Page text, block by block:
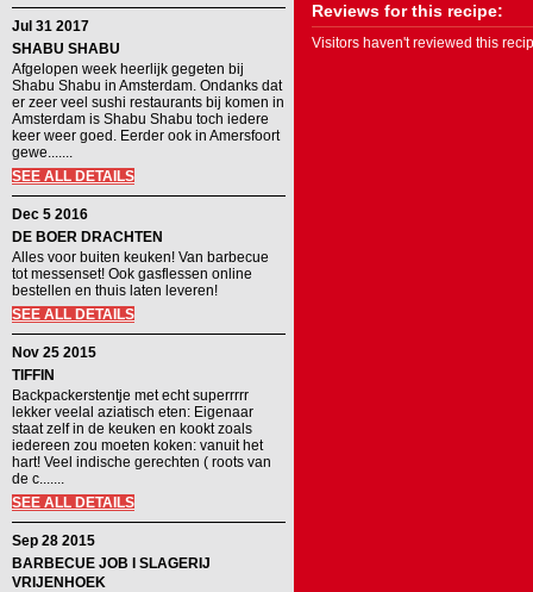
Jul 31 2017
SHABU SHABU
Afgelopen week heerlijk gegeten bij
Shabu Shabu in Amsterdam. Ondanks dat
er zeer veel sushi restaurants bij komen in
Amsterdam is Shabu Shabu toch iedere
keer weer goed. Eerder ook in Amersfoort
gewe.......
SEE ALL DETAILS
Dec 5 2016
DE BOER DRACHTEN
Alles voor buiten keuken! Van barbecue
tot messenset! Ook gasflessen online
bestellen en thuis laten leveren!
SEE ALL DETAILS
Nov 25 2015
TIFFIN
Backpackerstentje met echt superrrrr
lekker veelal aziatisch eten: Eigenaar
staat zelf in de keuken en kookt zoals
iedereen zou moeten koken: vanuit het
hart! Veel indische gerechten ( roots van
de c.......
SEE ALL DETAILS
Sep 28 2015
BARBECUE JOB I SLAGERIJ
VRIJENHOEK
Reviews for this recipe:
Visitors haven't reviewed this